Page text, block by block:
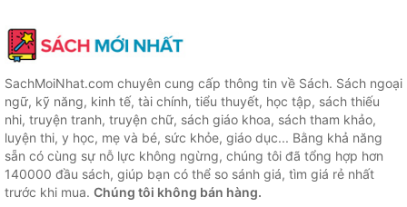
SachMoiNhat.com chuyên cung cấp thông tin về Sách. Sách ngoại
ngữ, kỹ năng, kinh tế, tài chính, tiểu thuyết, học tập, sách thiếu
nhi, truyện tranh, truyện chữ, sách giáo khoa, sách tham khảo,
luyện thi, y học, mẹ và bé, sức khỏe, giáo dục... Bằng khả năng
sẵn có cùng sự nỗ lực không ngừng, chúng tôi đã tổng hợp hơn
140000 đầu sách, giúp bạn có thể so sánh giá, tìm giá rẻ nhất
trước khi mua. Chúng tôi không bán hàng.